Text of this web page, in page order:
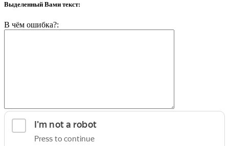
Выделенный Вами текст:
В чём ошибка?: